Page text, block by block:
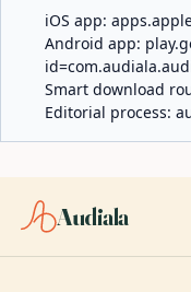
iOS app:
Android app:
Smart download
Editorial process:
Audiala